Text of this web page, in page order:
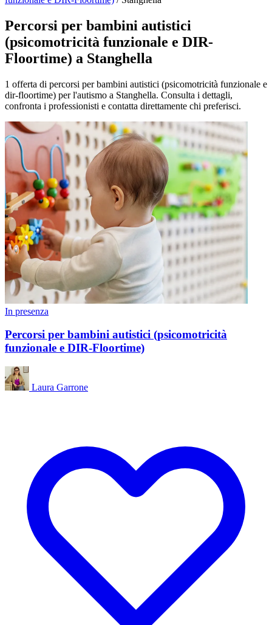
Percorsi per bambini autistici
(psicomotricità funzionale e DIR-
Floortime) a Stanghella
1 offerta di percorsi per bambini autistici (psicomotricità funzionale e
dir-floortime) per l'autismo a Stanghella. Consulta i dettagli,
confronta i professionisti e contatta direttamente chi preferisci.
In presenza
Percorsi per bambini autistici (psicomotricità
funzionale e DIR-Floortime)
Laura Garrone